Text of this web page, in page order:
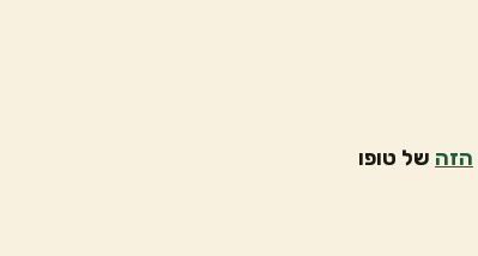
הזה של טופו